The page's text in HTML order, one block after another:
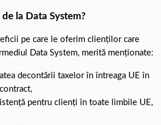
de la Data System?
pe care le oferim clienților care
Data System, merită menționate:
decontării taxelor în întreaga UE în
pentru clienți în toate limbile UE,